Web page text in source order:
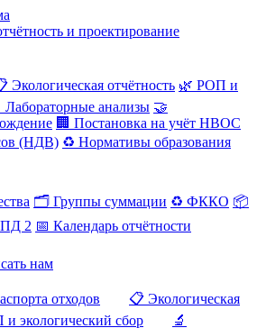
и проектирование
Экологическая отчётность 🌿 РОП и
Лабораторные анализы 🤝
🏢 Постановка на учёт НВОС
(НДВ) ♻️ Нормативы образования
🗂️ Группы суммации ♻️ ФККО 📦
2 📅 Календарь отчётности
нам
отходов
📋 Экологическая
экологический сбор
🔬